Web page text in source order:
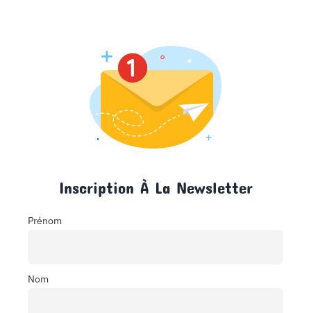
Inscription À La Newsletter
Prénom
Nom